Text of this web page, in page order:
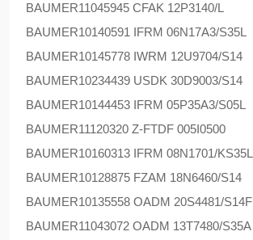
BAUMER11045945 CFAK 12P3140/L
BAUMER10140591 IFRM 06N17A3/S35L
BAUMER10145778 IWRM 12U9704/S14
BAUMER10234439 USDK 30D9003/S14
BAUMER10144453 IFRM 05P35A3/S05L
BAUMER11120320 Z-FTDF 005I0500
BAUMER10160313 IFRM 08N1701/KS35L
BAUMER10128875 FZAM 18N6460/S14
BAUMER10135558 OADM 20S4481/S14F
BAUMER11043072 OADM 13T7480/S35A